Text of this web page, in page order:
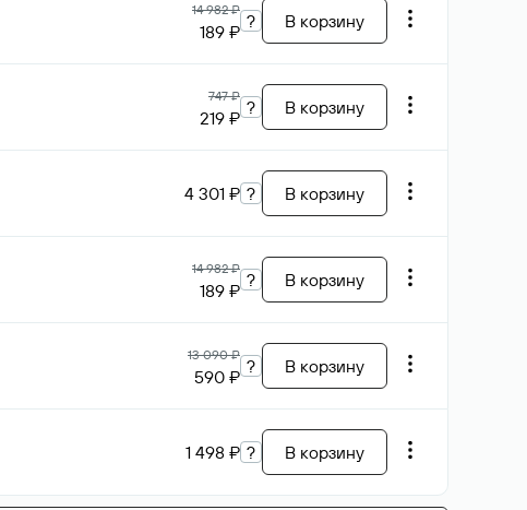
14 982 ₽
189 ₽ ? В корзину
747 ₽
219 ₽ ? В корзину
4 301 ₽ ? В корзину
14 982 ₽
189 ₽ ? В корзину
13 090 ₽
590 ₽ ? В корзину
1 498 ₽ ? В корзину